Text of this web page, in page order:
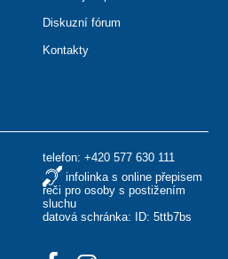
telefon: +420 577 630 111
infolinka s online přepisem
řeči pro osoby s postižením
sluchu
datová schránka: ID: 5ttb7bs
Diskuzní fórum
Kontakty